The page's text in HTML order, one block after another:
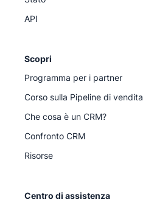
API
Scopri
Programma per i partner
Corso sulla Pipeline di vendita
Che cosa è un CRM?
Confronto CRM
Risorse
Centro di assistenza